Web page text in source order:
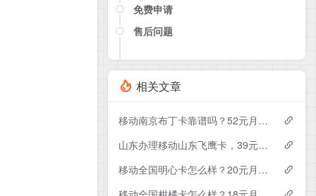
免费申请
点击这里或者手机扫描下方二维码
售后问题
相关文章
移动南京布丁卡靠谱吗？52元月租包110G+200分钟实测分享
山东办理移动山东飞鹰卡，39元月租包100G+300分钟
移动全国明心卡怎么样？20元月租包350G+200分钟+会员——移动流量卡测评